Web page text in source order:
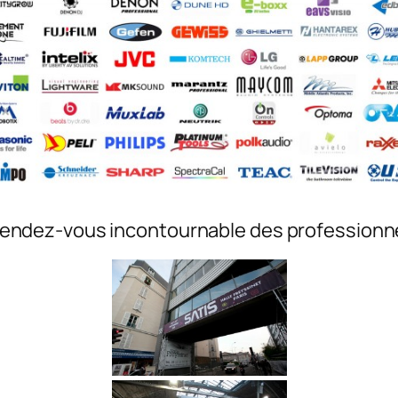
vous incontournable des